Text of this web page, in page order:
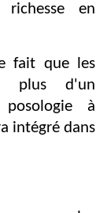
en
fait que les
plus d'un
à
intégré dans